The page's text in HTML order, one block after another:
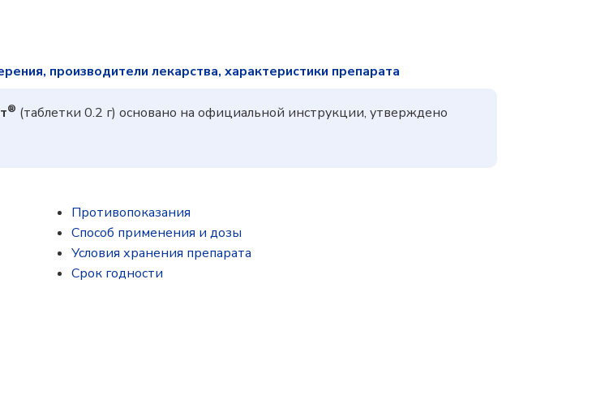
производители лекарства, характеристики препарата
® (таблетки 0.2 г) основано на официальной инструкции, утверждено
Противопоказания
Способ применения и дозы
Условия хранения препарата
Срок годности